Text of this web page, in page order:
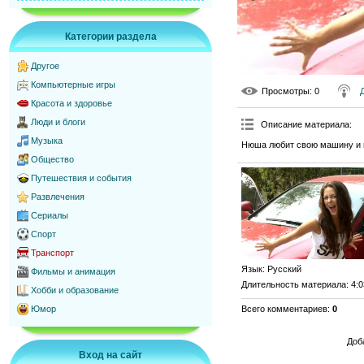
Категории раздела
Другое
Компьютерные игры
Красота и здоровье
Люди и блоги
Музыка
Общество
Путешествия и события
Развлечения
Сериалы
Спорт
Транспорт
Фильмы и анимация
Хобби и образование
Юмор
Вход на сайт
Просмотры: 0
Описание материала:
Нюша любит свою машину и
Язык: Русский
Длительность материала:
Всего комментариев: 0